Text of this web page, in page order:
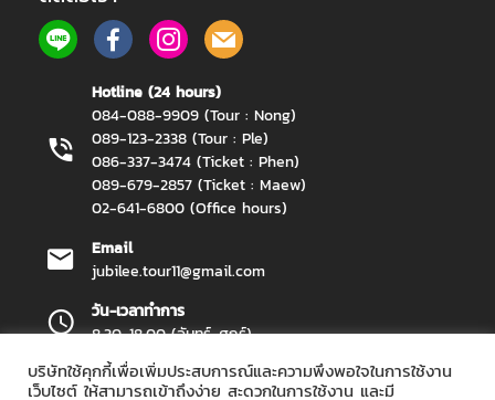
Hotline (24 hours)
084-088-9909 (Tour : Nong)
089-123-2338 (Tour : Ple)
086-337-3474 (Ticket : Phen)
089-679-2857 (Ticket : Maew)
02-641-6800 (Office hours)
Email
jubilee.tour11@gmail.com
วัน-เวลาทำการ
8.30-18.00 (จันทร์-ศุกร์)
บริษัทใช้คุกกี้เพื่อเพิ่มประสบการณ์และความพึงพอใจในการใช้งาน
เว็บไซต์ ให้สามารถเข้าถึงง่าย สะดวกในการใช้งาน และมี